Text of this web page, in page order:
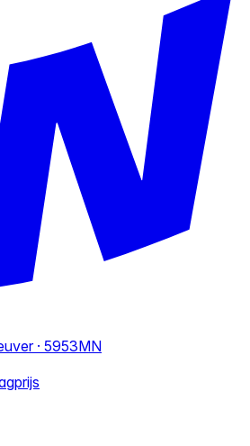
· 5953MN